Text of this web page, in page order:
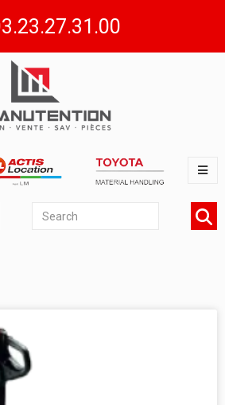
DE TRANSPALETTES
- MAGASINAGE